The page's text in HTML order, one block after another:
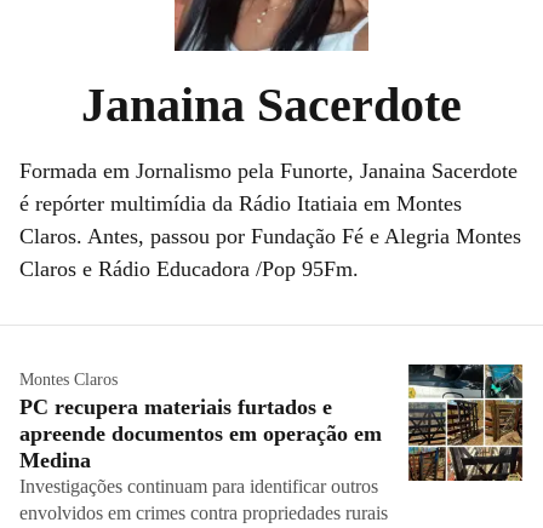
Janaina Sacerdote
Formada em Jornalismo pela Funorte, Janaina Sacerdote
é repórter multimídia da Rádio Itatiaia em Montes
Claros. Antes, passou por Fundação Fé e Alegria Montes
Claros e Rádio Educadora /Pop 95Fm.
Montes Claros
PC recupera materiais furtados e
apreende documentos em operação em
Medina
Investigações continuam para identificar outros
envolvidos em crimes contra propriedades rurais